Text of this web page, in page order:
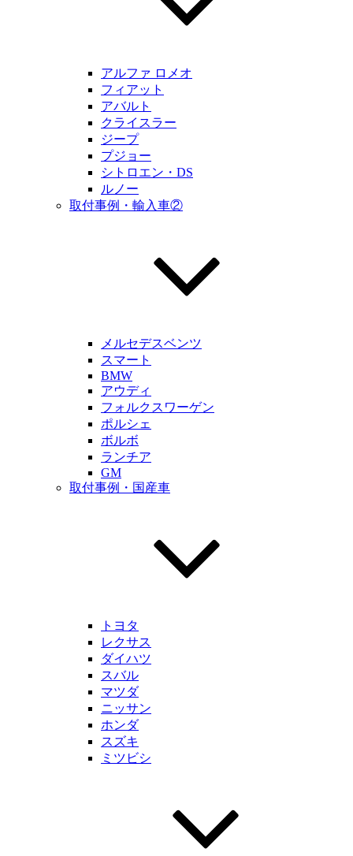
アルファ ロメオ
フィアット
アバルト
クライスラー
ジープ
プジョー
シトロエン・DS
ルノー
取付事例・輸入車②
メルセデスベンツ
スマート
BMW
アウディ
フォルクスワーゲン
ポルシェ
ボルボ
ランチア
GM
取付事例・国産車
トヨタ
レクサス
ダイハツ
スバル
マツダ
ニッサン
ホンダ
スズキ
ミツビシ